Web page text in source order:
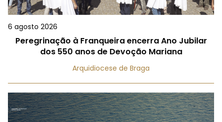
6 agosto 2026
Peregrinação à Franqueira encerra Ano Jubilar
dos 550 anos de Devoção Mariana
Arquidiocese de Braga